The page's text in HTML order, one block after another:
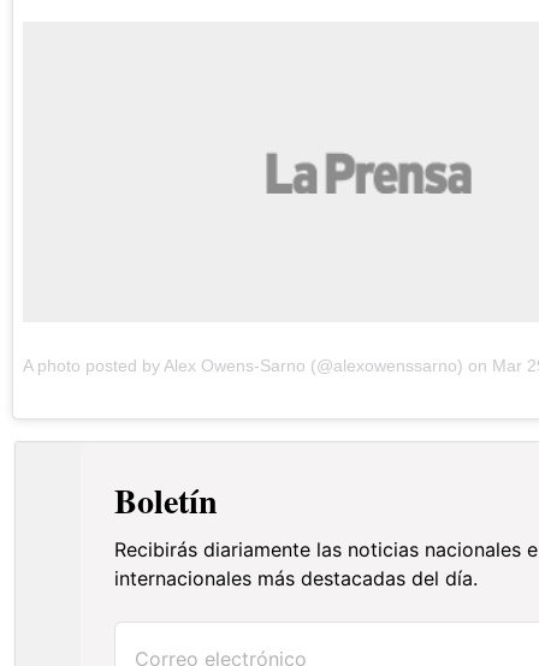
A photo posted by Alex Owens-Sarno (@alexowenssarno) on Mar
Boletín
Recibirás diariamente las noticias nacionales e
internacionales más destacadas del día.